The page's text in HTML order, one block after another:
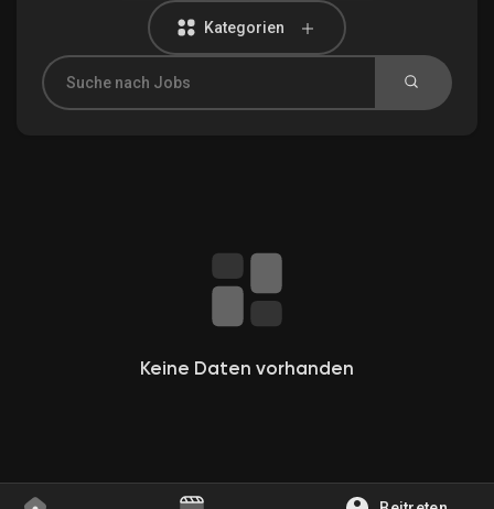
Meine Produkte
Gefallene Seiten
Kategorien
Keine Daten vorhanden